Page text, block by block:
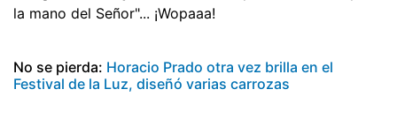
la mano del Señor"... ¡Wopaaa!
No se pierda: Horacio Prado otra vez brilla en el
Festival de la Luz, diseñó varias carrozas